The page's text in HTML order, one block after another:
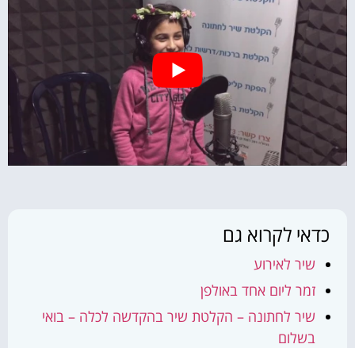
כדאי לקרוא גם
שיר לאירוע
זמר ליום אחד באולפן
שיר לחתונה – הקלטת שיר בהקדשה לכלה – בואי
בשלום